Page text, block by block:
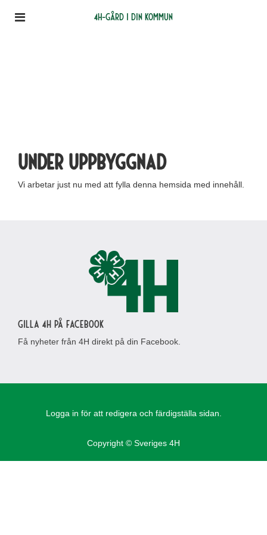
4H-gård i din kommun
Under uppbyggnad
Vi arbetar just nu med att fylla denna hemsida med innehåll.
Gilla 4H på Facebook
Få nyheter från 4H direkt på din Facebook.
Logga in för att redigera och färdigställa sidan.
Copyright © Sveriges 4H